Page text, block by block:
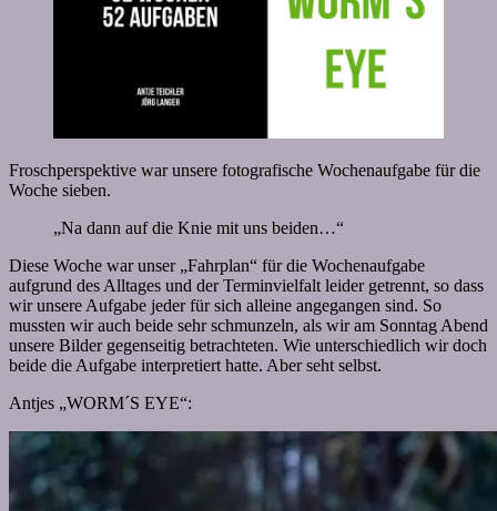
Froschperspektive war unsere fotografische Wochenaufgabe für die
Woche sieben.
„Na dann auf die Knie mit uns beiden…“
Diese Woche war unser „Fahrplan“ für die Wochenaufgabe
aufgrund des Alltages und der Terminvielfalt leider getrennt, so dass
wir unsere Aufgabe jeder für sich alleine angegangen sind. So
mussten wir auch beide sehr schmunzeln, als wir am Sonntag Abend
unsere Bilder gegenseitig betrachteten. Wie unterschiedlich wir doch
beide die Aufgabe interpretiert hatte. Aber seht selbst.
Antjes „WORM´S EYE“: